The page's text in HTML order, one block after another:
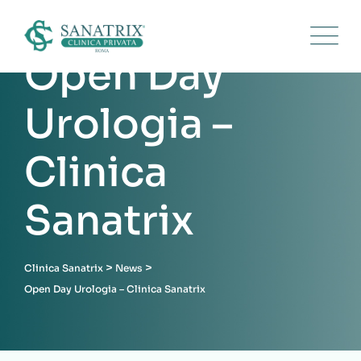
Open Day
Urologia –
Clinica
Sanatrix
Clinica Sanatrix > News >
Open Day Urologia – Clinica Sanatrix